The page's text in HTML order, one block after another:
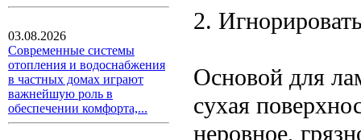
03.08.2026
Современные системы
отопления и водоснабжения
в частных домах играют
важнейшую роль в
обеспечении комфорта,...
2.
Основой для
сухая
неровное,